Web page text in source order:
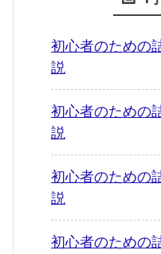
初心者のため
説
初心者のため
説
初心者のため
説
初心者のため